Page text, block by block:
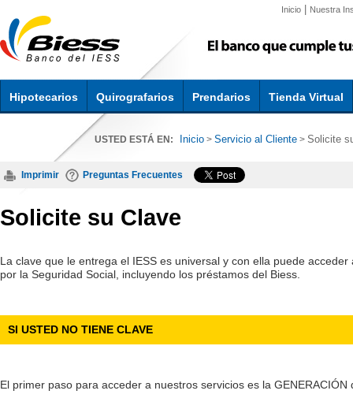
Inicio| Nuestra
Hipotecarios Quirografarios Prendarios Tienda Virtual
USTED ESTÁ EN: Inicio > Servicio al Cliente > Solicite
Imprimir Preguntas Frecuentes
Solicite su Clave
La clave que le entrega el IESS es universal y con ella puede
por la Seguridad Social, incluyendo los préstamos del Biess.
SI USTED NO TIENE CLAVE
El primer paso para acceder a nuestros servicios es la